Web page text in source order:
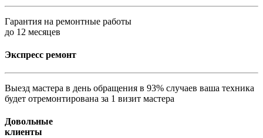
Гарантия на ремонтные работы
до 12 месяцев
Экспресс ремонт
Выезд мастера в день обращения в 93% случаев ваша техника
будет отремонтирована за 1 визит мастера
Довольные
клиенты